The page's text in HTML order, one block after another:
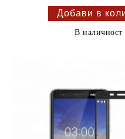
В наличност